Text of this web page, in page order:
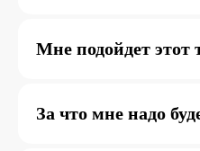
Мне подойдет этот
За что мне надо